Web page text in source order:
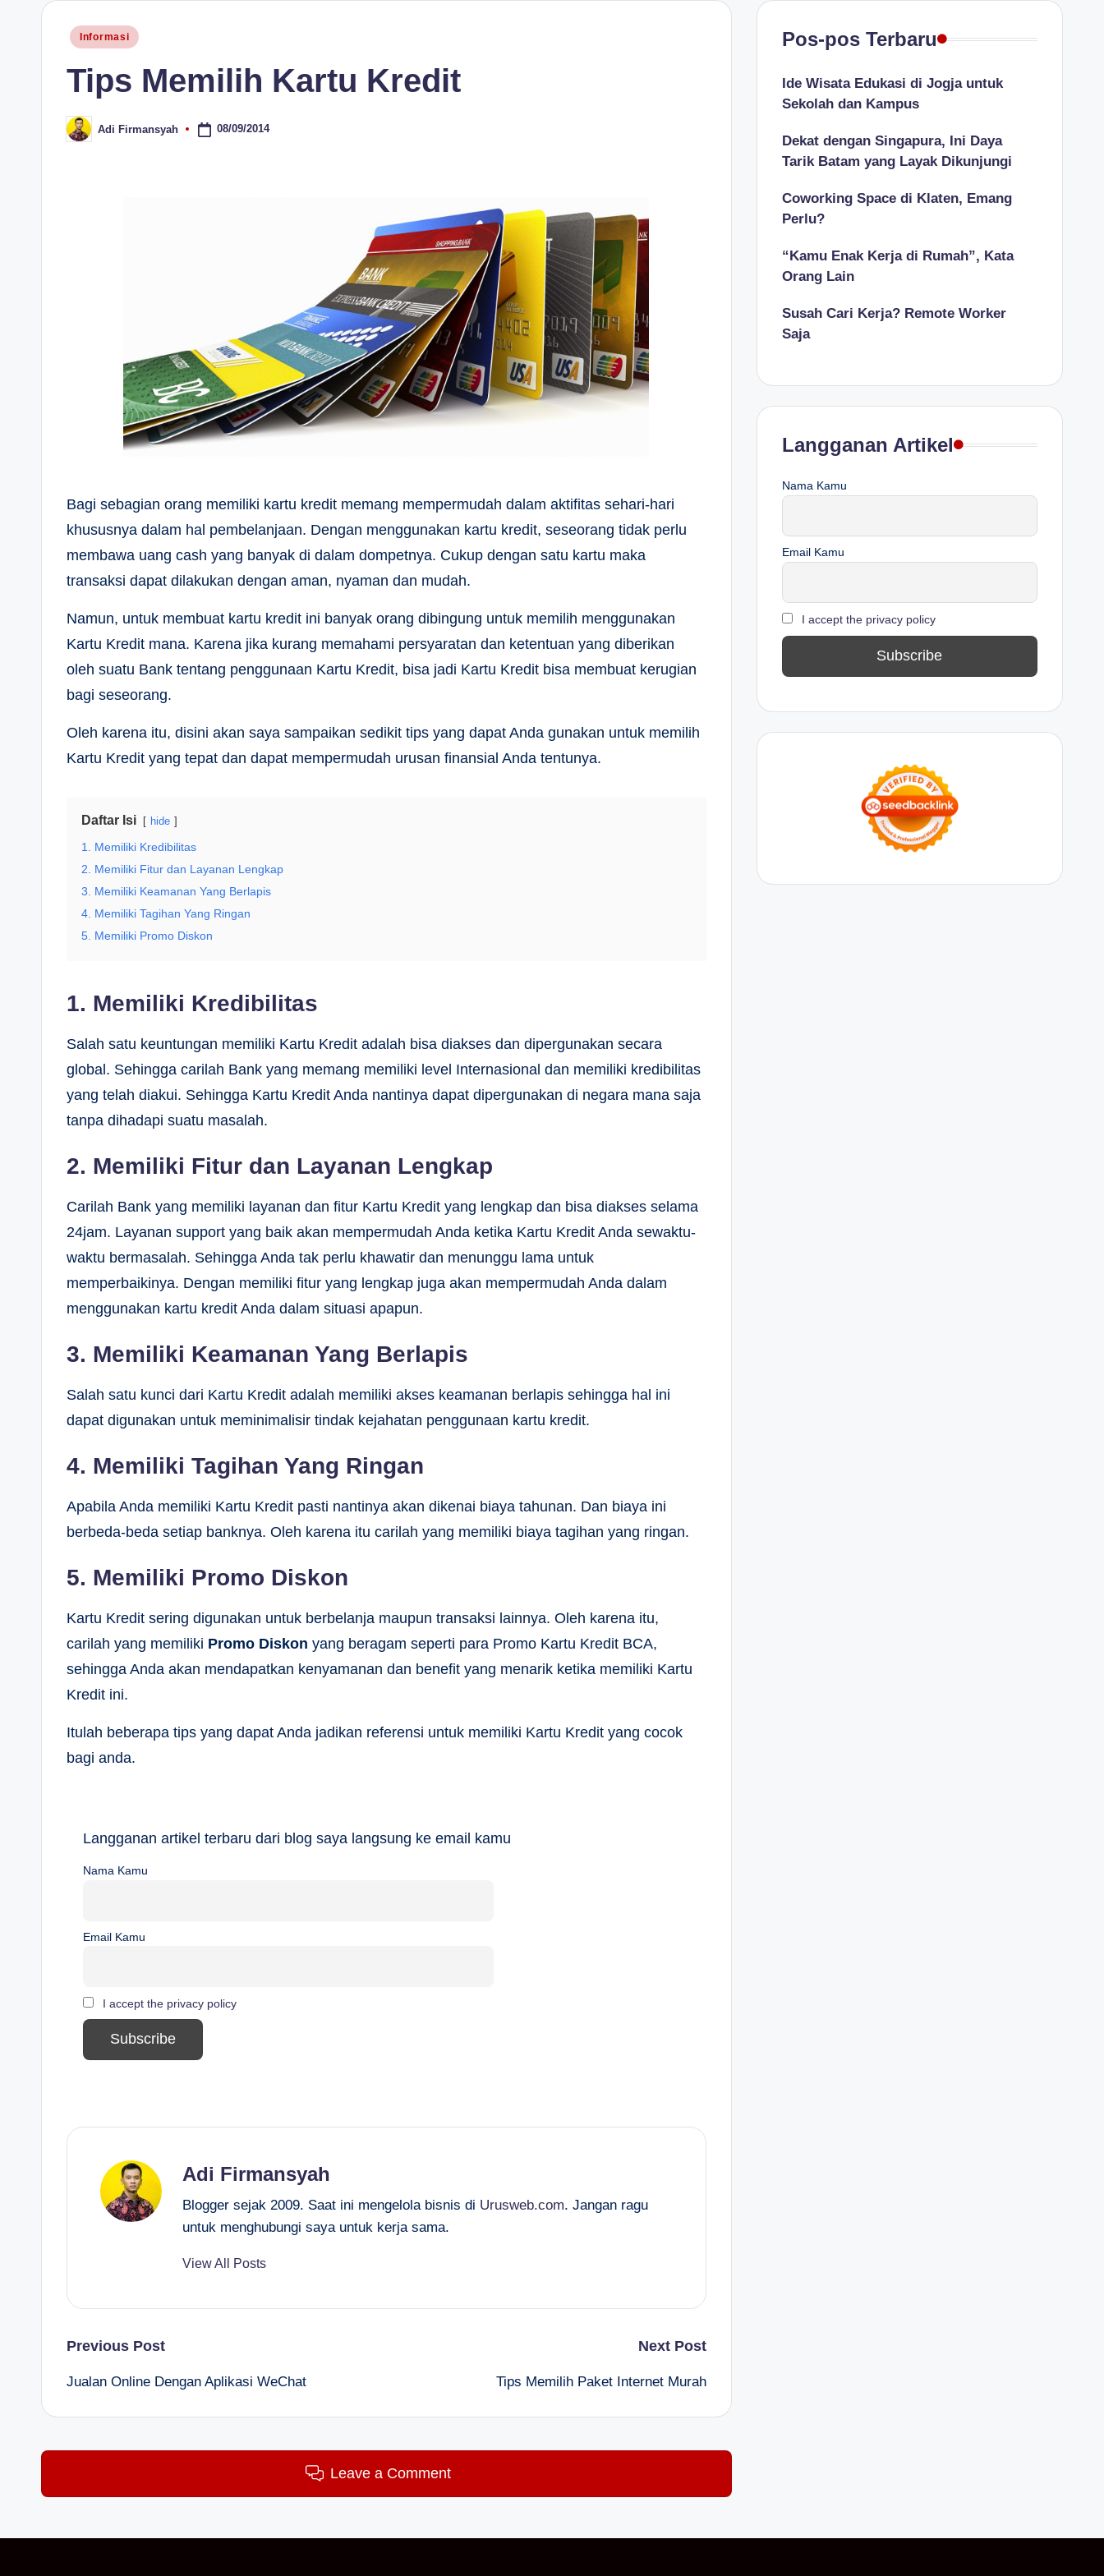
Posted
Informasi
Tips Memilih Kartu Kredit
Posted
by
Adi Firmansyah 08/09/2014
Bagi sebagian orang memiliki kartu kredit memang mempermudah dalam aktifitas sehari-hari
khususnya dalam hal pembelanjaan. Dengan menggunakan kartu kredit, seseorang tidak perlu
membawa uang cash yang banyak di dalam dompetnya. Cukup dengan satu kartu maka
transaksi dapat dilakukan dengan aman, nyaman dan mudah.
Namun, untuk membuat kartu kredit ini banyak orang dibingung untuk memilih menggunakan
Kartu Kredit mana. Karena jika kurang memahami persyaratan dan ketentuan yang diberikan
oleh suatu Bank tentang penggunaan Kartu Kredit, bisa jadi Kartu Kredit bisa membuat kerugian
bagi seseorang.
Oleh karena itu, disini akan saya sampaikan sedikit tips yang dapat Anda gunakan untuk memilih
Kartu Kredit yang tepat dan dapat mempermudah urusan finansial Anda tentunya.
Daftar Isi hide
1. Memiliki Kredibilitas
2. Memiliki Fitur dan Layanan Lengkap
3. Memiliki Keamanan Yang Berlapis
4. Memiliki Tagihan Yang Ringan
5. Memiliki Promo Diskon
1. Memiliki Kredibilitas
Salah satu keuntungan memiliki Kartu Kredit adalah bisa diakses dan dipergunakan secara
global. Sehingga carilah Bank yang memang memiliki level Internasional dan memiliki kredibilitas
yang telah diakui. Sehingga Kartu Kredit Anda nantinya dapat dipergunakan di negara mana saja
tanpa dihadapi suatu masalah.
2. Memiliki Fitur dan Layanan Lengkap
Carilah Bank yang memiliki layanan dan fitur Kartu Kredit yang lengkap dan bisa diakses selama
24jam. Layanan support yang baik akan mempermudah Anda ketika Kartu Kredit Anda sewaktu-
waktu bermasalah. Sehingga Anda tak perlu khawatir dan menunggu lama untuk
memperbaikinya. Dengan memiliki fitur yang lengkap juga akan mempermudah Anda dalam
menggunakan kartu kredit Anda dalam situasi apapun.
3. Memiliki Keamanan Yang Berlapis
Salah satu kunci dari Kartu Kredit adalah memiliki akses keamanan berlapis sehingga hal ini
dapat digunakan untuk meminimalisir tindak kejahatan penggunaan kartu kredit.
4. Memiliki Tagihan Yang Ringan
Apabila Anda memiliki Kartu Kredit pasti nantinya akan dikenai biaya tahunan. Dan biaya ini
berbeda-beda setiap banknya. Oleh karena itu carilah yang memiliki biaya tagihan yang ringan.
5. Memiliki Promo Diskon
Kartu Kredit sering digunakan untuk berbelanja maupun transaksi lainnya. Oleh karena itu,
carilah yang memiliki Promo Diskon yang beragam seperti para Promo Kartu Kredit BCA,
sehingga Anda akan mendapatkan kenyamanan dan benefit yang menarik ketika memiliki Kartu
Kredit ini.
Itulah beberapa tips yang dapat Anda jadikan referensi untuk memiliki Kartu Kredit yang cocok
bagi anda.
Langganan artikel terbaru dari blog saya langsung ke email kamu
Nama Kamu
Email Kamu
I accept the privacy policy
Adi Firmansyah
Blogger sejak 2009. Saat ini mengelola bisnis di Urusweb.com. Jangan ragu
untuk menghubungi saya untuk kerja sama.
View All Posts
Post
navigation
Previous Post
Jualan Online Dengan Aplikasi WeChat
Next Post
Tips Memilih Paket Internet Murah
Leave a Comment
Pos-pos Terbaru
Ide Wisata Edukasi di Jogja untuk
Sekolah dan Kampus
Dekat dengan Singapura, Ini Daya
Tarik Batam yang Layak Dikunjungi
Coworking Space di Klaten, Emang
Perlu?
“Kamu Enak Kerja di Rumah”, Kata
Orang Lain
Susah Cari Kerja? Remote Worker
Saja
Langganan Artikel
Nama Kamu
Email Kamu
I accept the privacy policy